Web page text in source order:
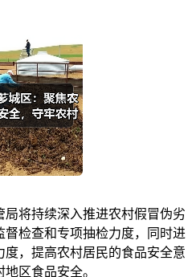
将持续深入推进农村假冒伪劣
检查和专项抽检力度，同时进
，提高农村居民的食品安全意
区食品安全。